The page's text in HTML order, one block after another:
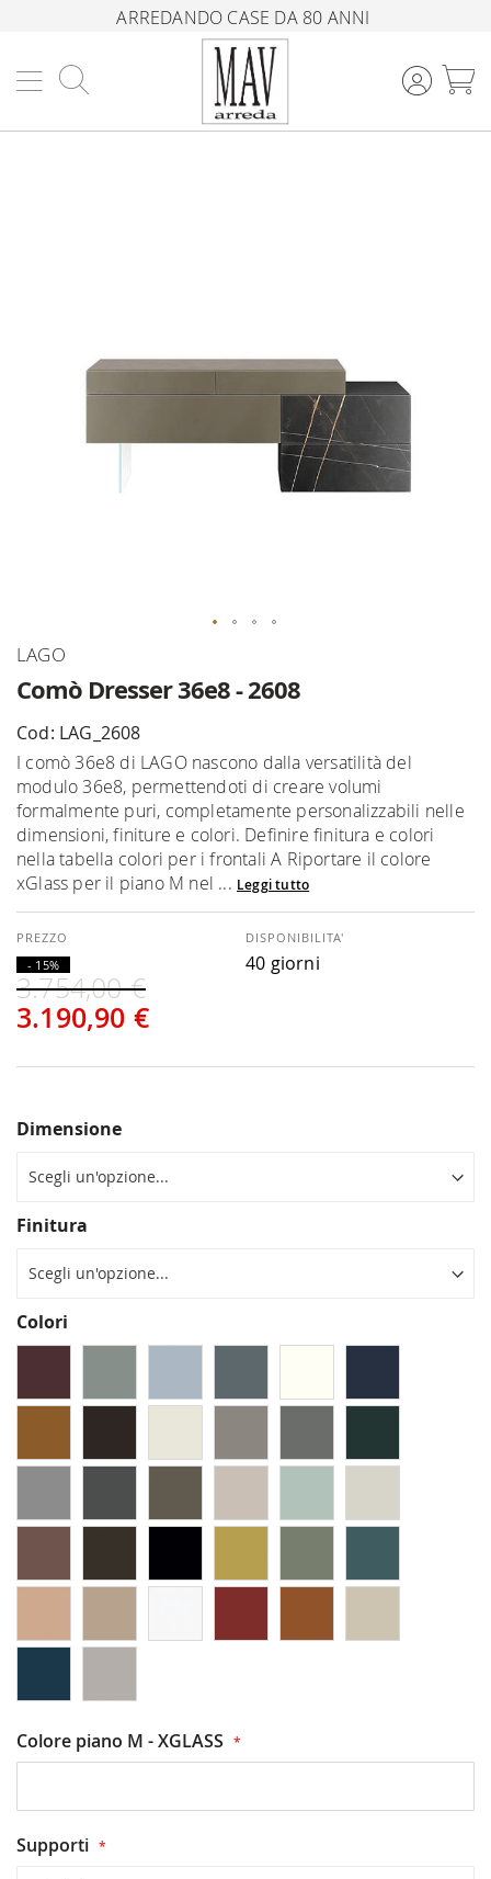
ARREDANDO CASE DA 80 ANNI
Comò Dresser 36e8 - 2608
LAGO
Cod: LAG_2608
I comò 36e8 di LAGO nascono dalla versatilità del
modulo 36e8, permettendoti di creare volumi
formalmente puri, completamente personalizzabili nelle
dimensioni, finiture e colori. Definire finitura e colori
nella tabella colori per i frontali A Riportare il colore
xGlass per il piano M nel ... Leggi tutto
3.190,90 €
3.754,00 €
- 15%
DISPONIBILITA'
40 giorni
Dimensione
Finitura
Colori
Colore piano M - XGLASS
Supporti
Vai
della
galleria
di
immagini